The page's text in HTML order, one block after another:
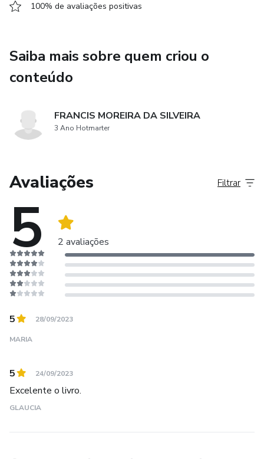
100% de avaliações positivas
Saiba mais sobre quem criou o
conteúdo
FRANCIS MOREIRA DA SILVEIRA
3 Ano Hotmarter
Avaliações
5 2 avaliações
Filtrar
5 28/09/2023
MARIA
5 24/09/2023
Excelente o livro.
GLAUCIA